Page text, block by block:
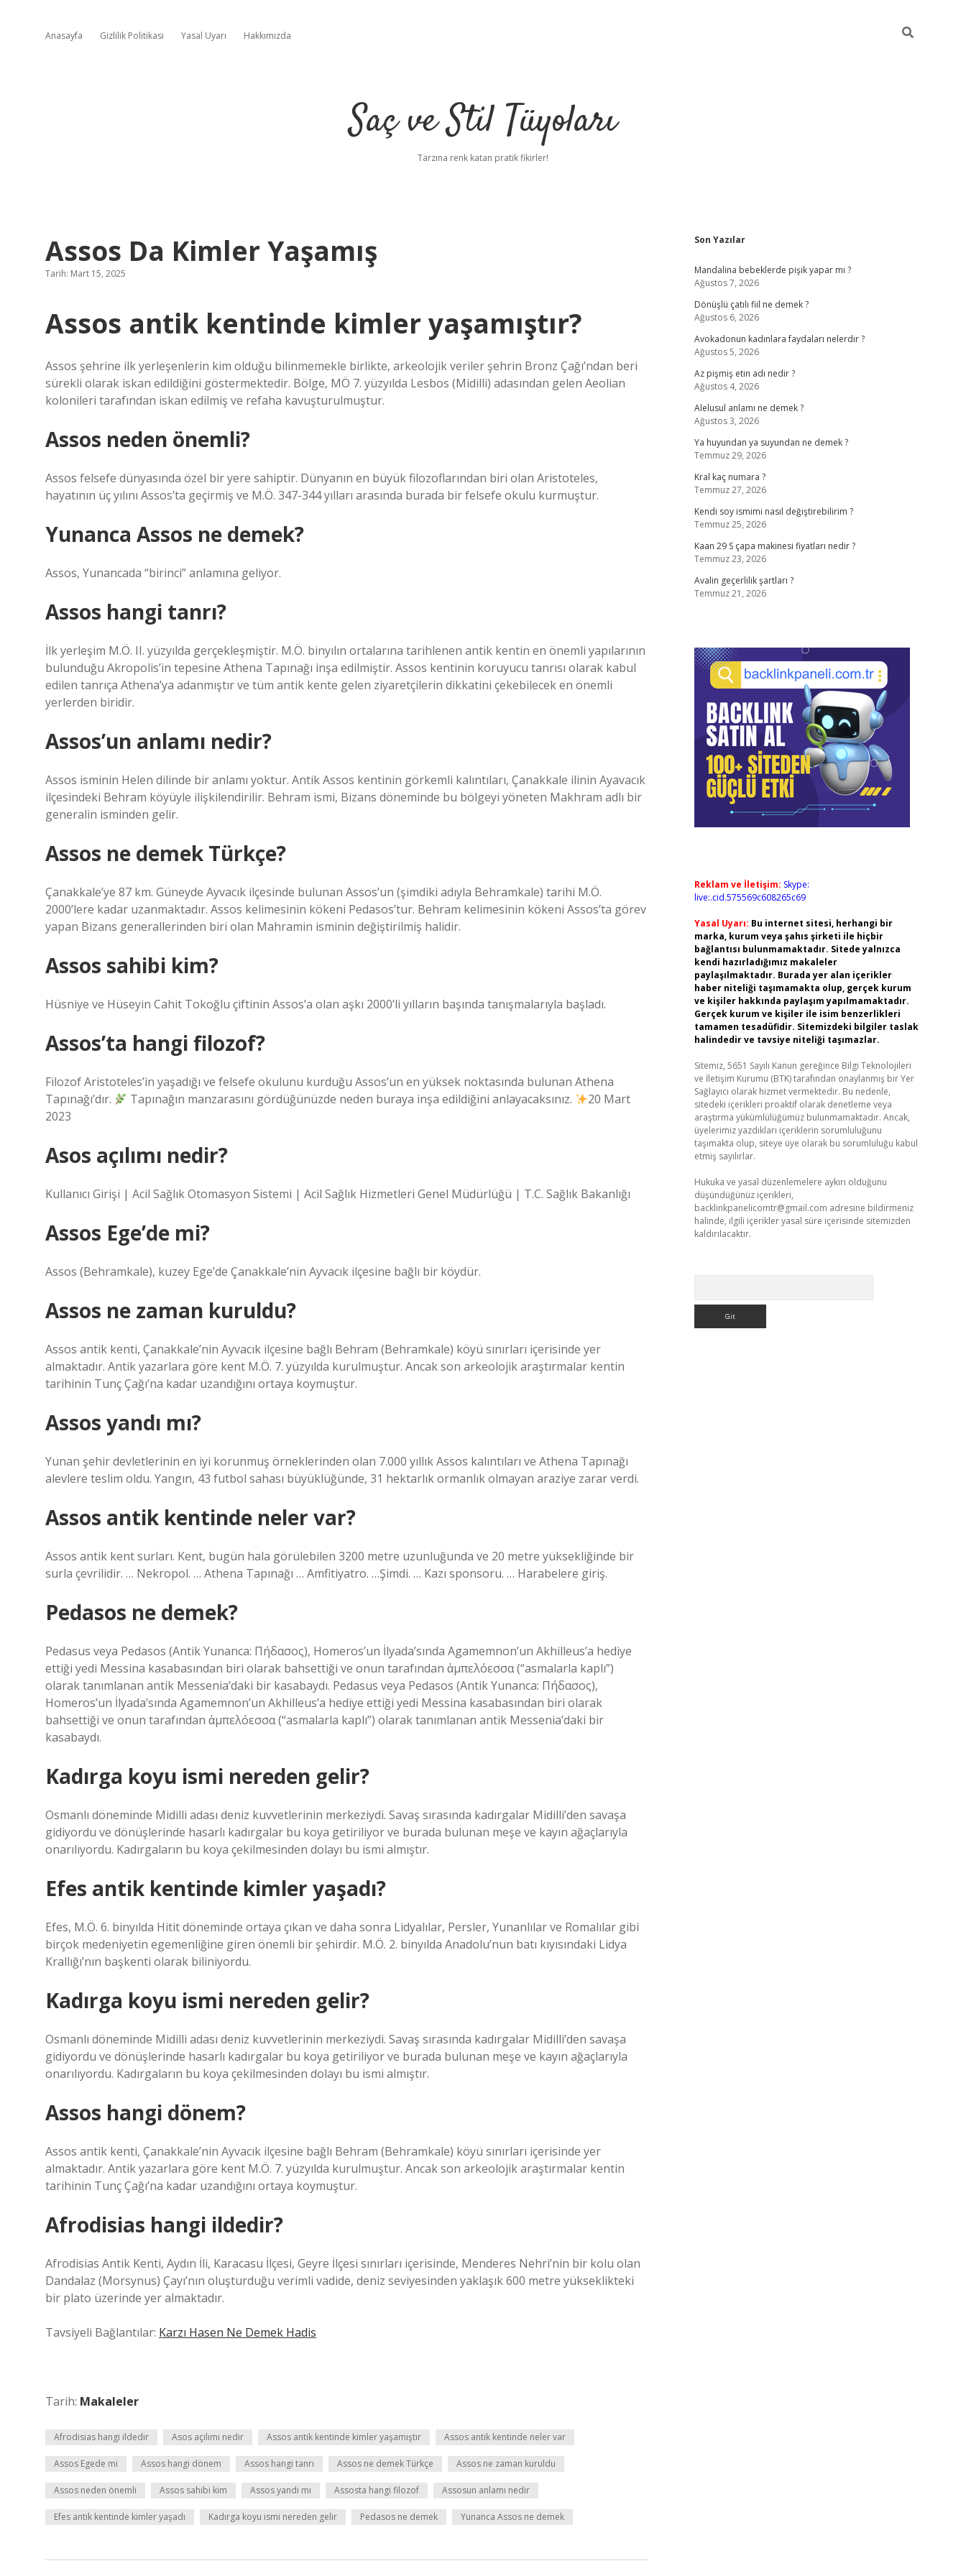
Anasayfa Gizlilik Politikası Yasal Uyarı Hakkımızda
Saç ve Stil Tüyoları
Tarzına renk katan pratik fikirler!
Assos Da Kimler Yaşamış
Tarih: Mart 15, 2025
Assos antik kentinde kimler yaşamıştır?
Assos şehrine ilk yerleşenlerin kim olduğu bilinmemekle birlikte, arkeolojik veriler şehrin Bronz Çağı’ndan beri
sürekli olarak iskan edildiğini göstermektedir. Bölge, MÖ 7. yüzyılda Lesbos (Midilli) adasından gelen Aeolian
kolonileri tarafından iskan edilmiş ve refaha kavuşturulmuştur.
Assos neden önemli?
Assos felsefe dünyasında özel bir yere sahiptir. Dünyanın en büyük filozoflarından biri olan Aristoteles,
hayatının üç yılını Assos’ta geçirmiş ve M.Ö. 347-344 yılları arasında burada bir felsefe okulu kurmuştur.
Yunanca Assos ne demek?
Assos, Yunancada “birinci” anlamına geliyor.
Assos hangi tanrı?
İlk yerleşim M.Ö. II. yüzyılda gerçekleşmiştir. M.Ö. binyılın ortalarına tarihlenen antik kentin en önemli yapılarının
bulunduğu Akropolis’in tepesine Athena Tapınağı inşa edilmiştir. Assos kentinin koruyucu tanrısı olarak kabul
edilen tanrıça Athena’ya adanmıştır ve tüm antik kente gelen ziyaretçilerin dikkatini çekebilecek en önemli
yerlerden biridir.
Assos’un anlamı nedir?
Assos isminin Helen dilinde bir anlamı yoktur. Antik Assos kentinin görkemli kalıntıları, Çanakkale ilinin Ayavacık
ilçesindeki Behram köyüyle ilişkilendirilir. Behram ismi, Bizans döneminde bu bölgeyi yöneten Makhram adlı bir
generalin isminden gelir.
Assos ne demek Türkçe?
Çanakkale’ye 87 km. Güneyde Ayvacık ilçesinde bulunan Assos’un (şimdiki adıyla Behramkale) tarihi M.Ö.
2000’lere kadar uzanmaktadır. Assos kelimesinin kökeni Pedasos’tur. Behram kelimesinin kökeni Assos’ta görev
yapan Bizans generallerinden biri olan Mahramin isminin değiştirilmiş halidir.
Assos sahibi kim?
Hüsniye ve Hüseyin Cahit Tokoğlu çiftinin Assos’a olan aşkı 2000’li yılların başında tanışmalarıyla başladı.
Assos’ta hangi filozof?
Filozof Aristoteles’in yaşadığı ve felsefe okulunu kurduğu Assos’un en yüksek noktasında bulunan Athena
Tapınağı’dır.
Tapınağın manzarasını gördüğünüzde neden buraya inşa edildiğini anlayacaksınız.
20 Mart
2023
Asos açılımı nedir?
Kullanıcı Girişi | Acil Sağlık Otomasyon Sistemi | Acil Sağlık Hizmetleri Genel Müdürlüğü | T.C. Sağlık Bakanlığı
Assos Ege’de mi?
Assos (Behramkale), kuzey Ege’de Çanakkale’nin Ayvacık ilçesine bağlı bir köydür.
Assos ne zaman kuruldu?
Assos antik kenti, Çanakkale’nin Ayvacık ilçesine bağlı Behram (Behramkale) köyü sınırları içerisinde yer
almaktadır. Antik yazarlara göre kent M.Ö. 7. yüzyılda kurulmuştur. Ancak son arkeolojik araştırmalar kentin
tarihinin Tunç Çağı’na kadar uzandığını ortaya koymuştur.
Assos yandı mı?
Yunan şehir devletlerinin en iyi korunmuş örneklerinden olan 7.000 yıllık Assos kalıntıları ve Athena Tapınağı
alevlere teslim oldu. Yangın, 43 futbol sahası büyüklüğünde, 31 hektarlık ormanlık olmayan araziye zarar verdi.
Assos antik kentinde neler var?
Assos antik kent surları. Kent, bugün hala görülebilen 3200 metre uzunluğunda ve 20 metre yüksekliğinde bir
surla çevrilidir. … Nekropol. … Athena Tapınağı … Amfitiyatro. …Şimdi. … Kazı sponsoru. … Harabelere giriş.
Pedasos ne demek?
Pedasus veya Pedasos (Antik Yunanca: Πήδασος), Homeros’un İlyada’sında Agamemnon’un Akhilleus’a hediye
ettiği yedi Messina kasabasından biri olarak bahsettiği ve onun tarafından ἀμπελόεσσα (“asmalarla kaplı”)
olarak tanımlanan antik Messenia’daki bir kasabaydı. Pedasus veya Pedasos (Antik Yunanca: Πήδασος),
Homeros’un İlyada’sında Agamemnon’un Akhilleus’a hediye ettiği yedi Messina kasabasından biri olarak
bahsettiği ve onun tarafından ἀμπελόεσσα (“asmalarla kaplı”) olarak tanımlanan antik Messenia’daki bir
kasabaydı.
Kadırga koyu ismi nereden gelir?
Osmanlı döneminde Midilli adası deniz kuvvetlerinin merkeziydi. Savaş sırasında kadırgalar Midilli’den savaşa
gidiyordu ve dönüşlerinde hasarlı kadırgalar bu koya getiriliyor ve burada bulunan meşe ve kayın ağaçlarıyla
onarılıyordu. Kadırgaların bu koya çekilmesinden dolayı bu ismi almıştır.
Efes antik kentinde kimler yaşadı?
Efes, M.Ö. 6. binyılda Hitit döneminde ortaya çıkan ve daha sonra Lidyalılar, Persler, Yunanlılar ve Romalılar gibi
birçok medeniyetin egemenliğine giren önemli bir şehirdir. M.Ö. 2. binyılda Anadolu’nun batı kıyısındaki Lidya
Krallığı’nın başkenti olarak biliniyordu.
Kadırga koyu ismi nereden gelir?
Osmanlı döneminde Midilli adası deniz kuvvetlerinin merkeziydi. Savaş sırasında kadırgalar Midilli’den savaşa
gidiyordu ve dönüşlerinde hasarlı kadırgalar bu koya getiriliyor ve burada bulunan meşe ve kayın ağaçlarıyla
onarılıyordu. Kadırgaların bu koya çekilmesinden dolayı bu ismi almıştır.
Assos hangi dönem?
Assos antik kenti, Çanakkale’nin Ayvacık ilçesine bağlı Behram (Behramkale) köyü sınırları içerisinde yer
almaktadır. Antik yazarlara göre kent M.Ö. 7. yüzyılda kurulmuştur. Ancak son arkeolojik araştırmalar kentin
tarihinin Tunç Çağı’na kadar uzandığını ortaya koymuştur.
Afrodisias hangi ildedir?
Afrodisias Antik Kenti, Aydın İli, Karacasu İlçesi, Geyre İlçesi sınırları içerisinde, Menderes Nehri’nin bir kolu olan
Dandalaz (Morsynus) Çayı’nın oluşturduğu verimli vadide, deniz seviyesinden yaklaşık 600 metre yükseklikteki
bir plato üzerinde yer almaktadır.
Tavsiyeli Bağlantılar: Karzı Hasen Ne Demek Hadis
Tarih: Makaleler
Afrodisias hangi ildedir Asos açılımı nedir Assos antik kentinde kimler yaşamıştır Assos antik kentinde neler var
Assos Egede mi Assos hangi dönem Assos hangi tanrı Assos ne demek Türkçe Assos ne zaman kuruldu
Assos neden önemli Assos sahibi kim Assos yandı mı Assosta hangi filozof Assosun anlamı nedir
Efes antik kentinde kimler yaşadı Kadırga koyu ismi nereden gelir Pedasos ne demek Yunanca Assos ne demek
Sidebar
Son Yazılar
Mandalina bebeklerde pişik yapar mı ?
Ağustos 7, 2026
Dönüşlü çatılı fiil ne demek ?
Ağustos 6, 2026
Avokadonun kadınlara faydaları nelerdir ?
Ağustos 5, 2026
Az pişmiş etin adı nedir ?
Ağustos 4, 2026
Alelusul anlamı ne demek ?
Ağustos 3, 2026
Ya huyundan ya suyundan ne demek ?
Temmuz 29, 2026
Kral kaç numara ?
Temmuz 27, 2026
Kendi soy ismimi nasıl değiştirebilirim ?
Temmuz 25, 2026
Kaan 29 S çapa makinesi fiyatları nedir ?
Temmuz 23, 2026
Avalin geçerlilik şartları ?
Temmuz 21, 2026
Reklam ve İletişim: Skype:
live:.cid.575569c608265c69
Yasal Uyarı: Bu internet sitesi, herhangi bir
marka, kurum veya şahıs şirketi ile hiçbir
bağlantısı bulunmamaktadır. Sitede yalnızca
kendi hazırladığımız makaleler
paylaşılmaktadır. Burada yer alan içerikler
haber niteliği taşımamakta olup, gerçek kurum
ve kişiler hakkında paylaşım yapılmamaktadır.
Gerçek kurum ve kişiler ile isim benzerlikleri
tamamen tesadüfidir. Sitemizdeki bilgiler taslak
halindedir ve tavsiye niteliği taşımazlar.
Sitemiz, 5651 Sayılı Kanun gereğince Bilgi Teknolojileri
ve İletişim Kurumu (BTK) tarafından onaylanmış bir Yer
Sağlayıcı olarak hizmet vermektedir. Bu nedenle,
sitedeki içerikleri proaktif olarak denetleme veya
araştırma yükümlülüğümüz bulunmamaktadır. Ancak,
üyelerimiz yazdıkları içeriklerin sorumluluğunu
taşımakta olup, siteye üye olarak bu sorumluluğu kabul
etmiş sayılırlar.
Hukuka ve yasal düzenlemelere aykırı olduğunu
düşündüğünüz içerikleri,
backlinkpanelicomtr@gmail.com adresine bildirmeniz
halinde, ilgili içerikler yasal süre içerisinde sitemizden
kaldırılacaktır.